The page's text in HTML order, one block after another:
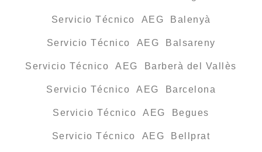
Servicio Técnico AEG Balenyà
Servicio Técnico AEG Balsareny
Servicio Técnico AEG Barberà del Vallès
Servicio Técnico AEG Barcelona
Servicio Técnico AEG Begues
Servicio Técnico AEG Bellprat